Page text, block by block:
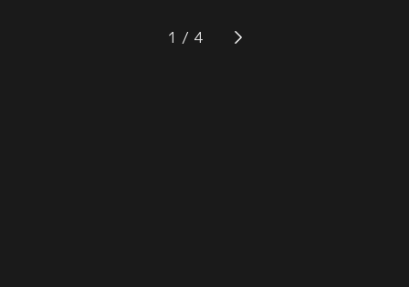
スだった。がっかりしながらメンバ
ーが乗り込むと、座席にはネックピ
に食べる。そのクッキーの原材料が
入っているという謎の箱が登場。箱
1